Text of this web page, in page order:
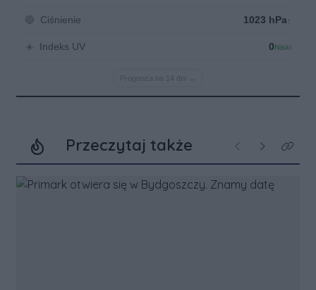
Przeczytaj także Poprzednie
NastępneKliknij